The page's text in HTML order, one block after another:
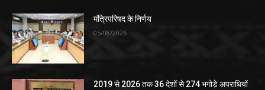
मंत्रिपरिषद के निर्णय
05/08/2026
2019 से 2026 तक 36 देशों से 274 भगोड़े अपराधियों